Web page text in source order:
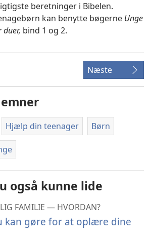
beretninger i Bibelen.
kan benytte bøgerne Unge
bind 1 og 2.
Næste
Hjælp din teenager Børn
også kunne lide
FAMILIE — HVORDAN?
kan gøre for at oplære dine